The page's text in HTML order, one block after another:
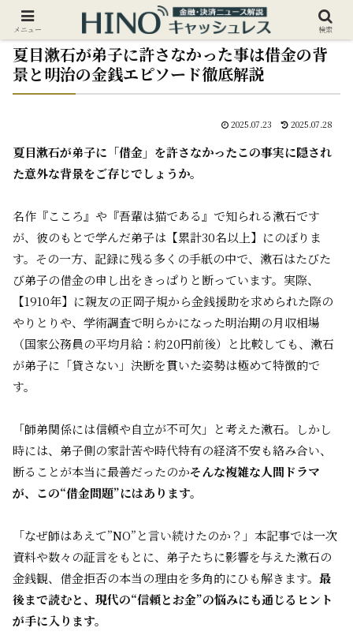
夏目漱石が弟子に許さなかった事は借金の背
景と明治の金銭エピソード徹底解説
2025.07.23 2025.07.28
夏目漱石が弟子に「借金」を許さなかった――この事実に隠され
た意外な背景をご存じでしょうか。
名作『こころ』や『吾輩は猫である』で知られる漱石です
が、彼のもとで学んだ弟子は【累計30名以上】にのぼりま
す。その一方、記録に残る多くの手紙の中で、漱石はたびた
び弟子の借金の申し出をきっぱりと断っています。実際、
【1910年】に親友の正岡子規から金銭援助を求められた際の
やりとりや、学術調査で明らかになった明治期の月収相場
（国家公務員の平均月給：約20円前後）と比較しても、漱石
が弟子に「貸さない」決断を貫いた姿勢は極めて特徴的で
す。
「師弟関係には信頼や自立が不可欠」と考えた漱石。しかし
時には、弟子側の家計苦や時代特有の経済不安も絡み合い、
断ることが本当に最善だったのか――そんな複雑な人間ドラマ
が、この“借金問題”にはあります。
「なぜ師はあえて”NO”と言い続けたのか？」本記事では一次
資料や数々の証言をもとに、弟子たちに影響を与えた漱石の
金銭観、借金拒否の本当の理由を多角的にひも解きます。 最
後まで読むと、現代の“信頼とお金”の悩みにも通じるヒント
が手に入ります。
メニュー 検索